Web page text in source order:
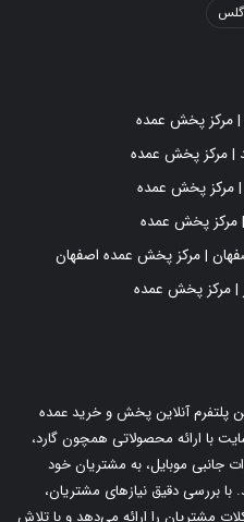
گلس
| مرکز پخش عمده
| مرکز پخش عمده
| مرکز پخش عمده
مرکز پخش عمده
| مرکز پخش عمده اصفهان
| مرکز پخش عمده
پلتفرم آنلاین پخش و خرید عمده
با ارائه محصولاتی همچون گارد،
جانبی موبایل، به مشتریان خود
بررسی دقیق نیازهای مشتریان،
مشتریان را ارائه می‌دهد و با تلاش